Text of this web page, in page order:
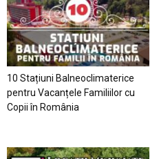
10 Stațiuni Balneoclimaterice
pentru Vacanțele Familiilor cu
Copii în România